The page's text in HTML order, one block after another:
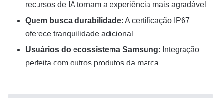
recursos de IA tornam a experiência mais agradável
Quem busca durabilidade: A certificação IP67
oferece tranquilidade adicional
Usuários do ecossistema Samsung: Integração
perfeita com outros produtos da marca